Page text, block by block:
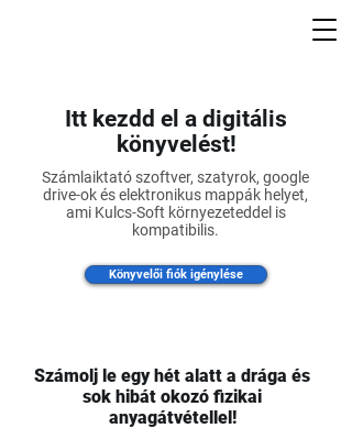
Itt kezdd el a digitális
könyvelést!
Számlaiktató szoftver, szatyrok, google
drive-ok és elektronikus mappák helyet,
ami Kulcs-Soft környezeteddel is
kompatibilis.
Könyvelői fiók igénylése
Számolj le egy hét alatt a drága és
sok hibát okozó fizikai
anyagátvétellel!